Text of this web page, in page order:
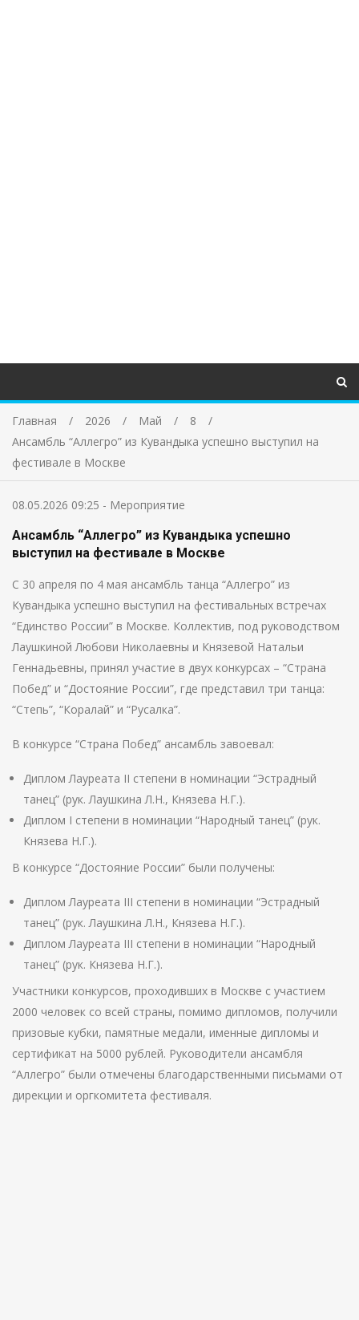
Главная 2026 Май
8
Ансамбль “Аллегро” из Кувандыка успешно выступил на
фестивале в Москве
08.05.2026 09:25 - Мероприятие
Ансамбль “Аллегро” из Кувандыка успешно
выступил на фестивале в Москве
С 30 апреля по 4 мая ансамбль танца “Аллегро” из
Кувандыка успешно выступил на фестивальных встречах
“Единство России” в Москве. Коллектив, под руководством
Лаушкиной Любови Николаевны и Князевой Натальи
Геннадьевны, принял участие в двух конкурсах – “Страна
Побед” и “Достояние России”, где представил три танца:
“Степь”, “Коралай” и “Русалка”.
В конкурсе “Страна Побед” ансамбль завоевал:
Диплом Лауреата II степени в номинации “Эстрадный
танец” (рук. Лаушкина Л.Н., Князева Н.Г.).
Диплом I степени в номинации “Народный танец” (рук.
Князева Н.Г.).
В конкурсе “Достояние России” были получены:
Диплом Лауреата III степени в номинации “Эстрадный
танец” (рук. Лаушкина Л.Н., Князева Н.Г.).
Диплом Лауреата III степени в номинации “Народный
танец” (рук. Князева Н.Г.).
Участники конкурсов, проходивших в Москве с участием
2000 человек со всей страны, помимо дипломов, получили
призовые кубки, памятные медали, именные дипломы и
сертификат на 5000 рублей. Руководители ансамбля
“Аллегро” были отмечены благодарственными письмами от
дирекции и оргкомитета фестиваля.